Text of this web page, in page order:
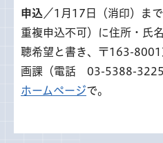
申込 ／1月17日（消印）ま
重複申込不可）に住所・氏
聴希望と書き、〒163-
画課（電話 03-5388-3225
ホームページで。